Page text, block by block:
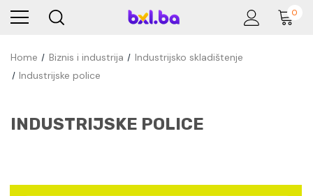
0
Home Biznis i industrija
Industrijsko skladištenje
Industrijske police
INDUSTRIJSKE POLICE